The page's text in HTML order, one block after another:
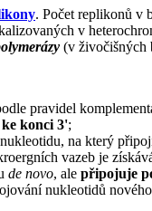
. Počet replikonů v
v
(v živočišných
pravidel
konci 3';
nukleotidu, na který
vazeb je
de novo, ale připojuje
nukleotidů